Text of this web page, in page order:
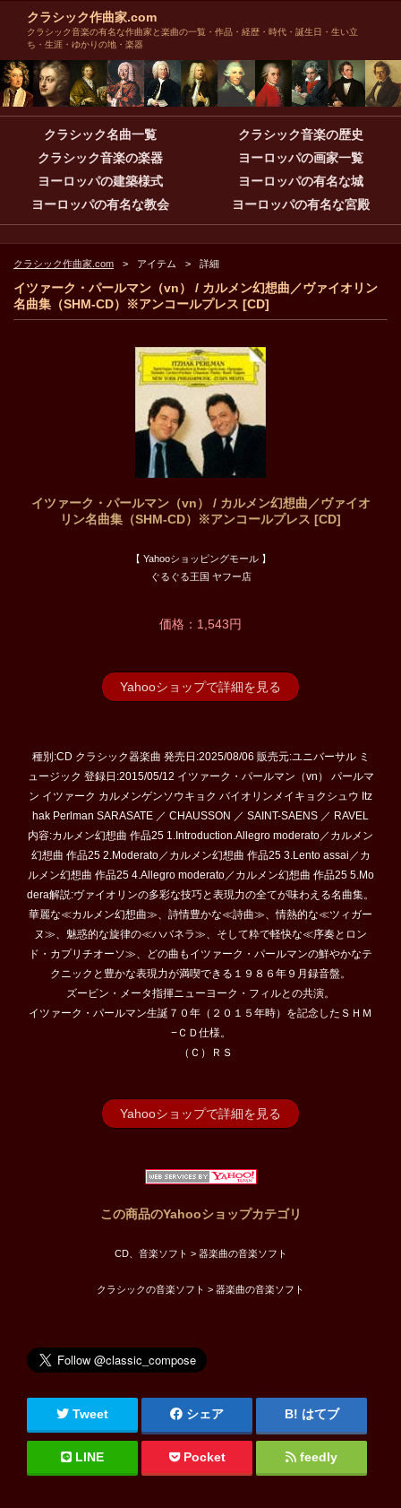
クラシック作曲家.com
クラシック音楽の有名な作曲家と楽曲の一覧・作品・経歴・時代・誕生日・生い立
ち・生涯・ゆかりの地・楽器
クラシック名曲一覧
クラシック音楽の歴史
クラシック音楽の楽器
ヨーロッパの画家一覧
ヨーロッパの建築様式
ヨーロッパの有名な城
ヨーロッパの有名な教会
ヨーロッパの有名な宮殿
クラシック作曲家.com アイテム 詳細
イツァーク・パールマン（vn） / カルメン幻想曲／ヴァイオリン
名曲集（SHM-CD）※アンコールプレス [CD]
イツァーク・パールマン（vn） / カルメン幻想曲／ヴァイオ
リン名曲集（SHM-CD）※アンコールプレス [CD]
【 Yahooショッピングモール 】
ぐるぐる王国 ヤフー店
価格：1,543円
Yahooショップで詳細を見る
種別:CD クラシック器楽曲 発売日:2025/08/06 販売元:ユニバーサル ミ
ュージック 登録日:2015/05/12 イツァーク・パールマン（vn） パールマ
ン イツァーク カルメンゲンソウキョク バイオリンメイキョクシュウ Itz
hak Perlman SARASATE ／ CHAUSSON ／ SAINT-SAENS ／ RAVEL
内容:カルメン幻想曲 作品25 1.Introduction.Allegro moderato／カルメン
幻想曲 作品25 2.Moderato／カルメン幻想曲 作品25 3.Lento assai／カ
ルメン幻想曲 作品25 4.Allegro moderato／カルメン幻想曲 作品25 5.Mo
dera解説:ヴァイオリンの多彩な技巧と表現力の全てが味わえる名曲集。
華麗な≪カルメン幻想曲≫、詩情豊かな≪詩曲≫、情熱的な≪ツィガー
ヌ≫、魅惑的な旋律の≪ハバネラ≫、そして粋で軽快な≪序奏とロン
ド・カプリチオーソ≫、どの曲もイツァーク・パールマンの鮮やかなテ
クニックと豊かな表現力が満喫できる１９８６年９月録音盤。
ズービン・メータ指揮ニューヨーク・フィルとの共演。
イツァーク・パールマン生誕７０年（２０１５年時）を記念したＳＨＭ
−ＣＤ仕様。
（Ｃ）ＲＳ
Yahooショップで詳細を見る
この商品のYahooショップカテゴリ
CD、音楽ソフト > 器楽曲の音楽ソフト
クラシックの音楽ソフト > 器楽曲の音楽ソフト
Tweet シェア はてブ
LINE Pocket feedly